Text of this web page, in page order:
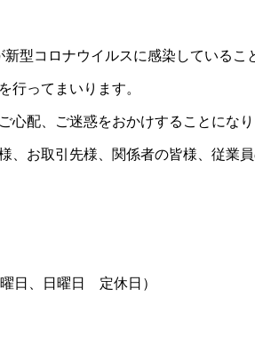
型コロナウイルスに感染しているこ
ってまいります。
心配、ご迷惑をおかけすることにな
お取引先様、関係者の皆様、従業
日、日曜日 定休日）